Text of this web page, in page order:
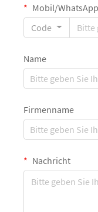
Mobil/WhatsApp
Code
Name
Firmenname
Nachricht